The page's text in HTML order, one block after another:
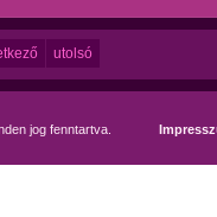
utolsó
jog fenntartva.